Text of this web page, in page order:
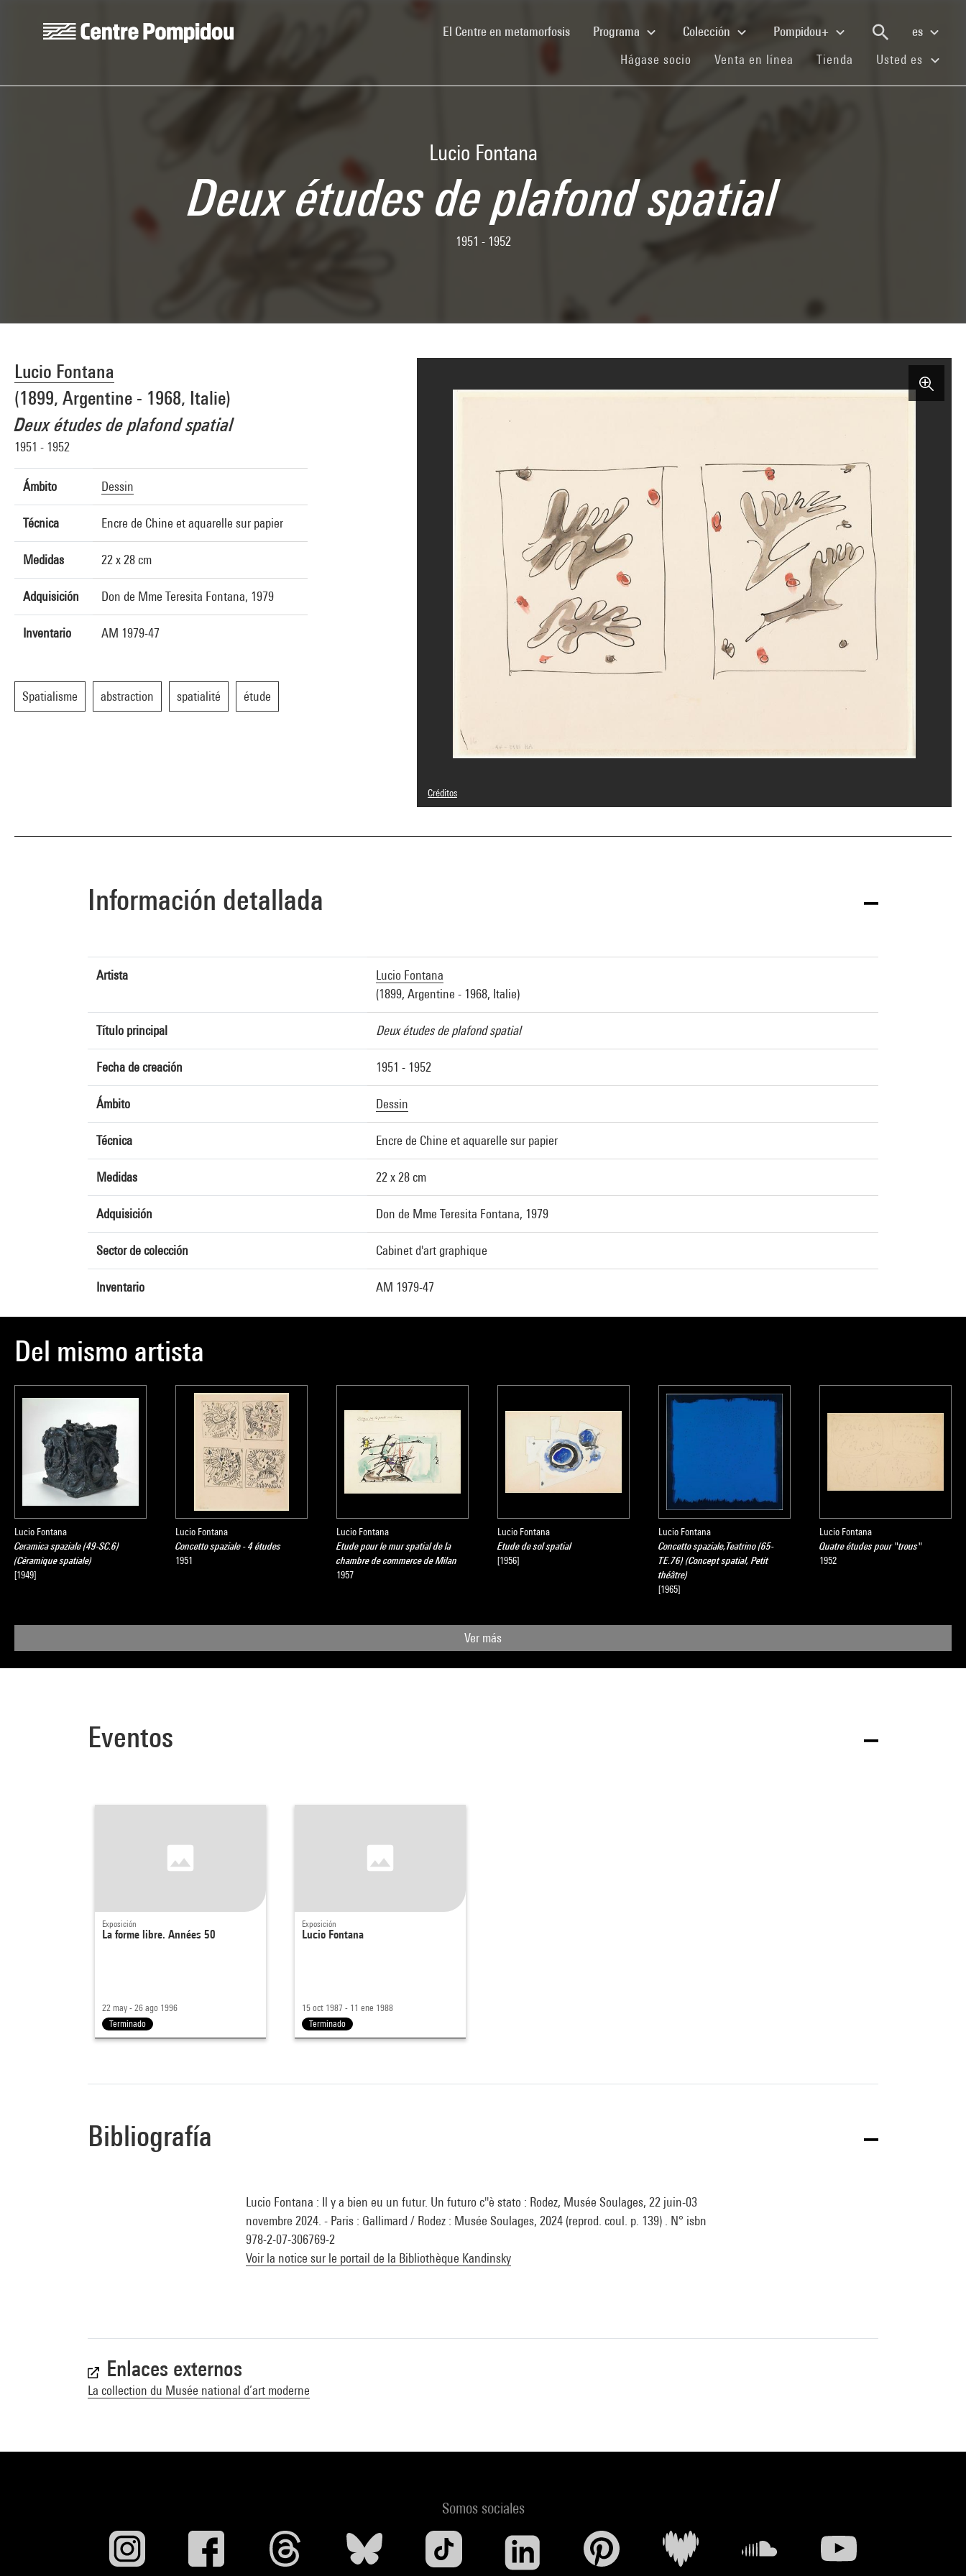
El Centre en metamorfosis(current)Programa Colección Pompidou+
es
Hágase socio (current)
Venta en línea (current)
Tienda (current)
Usted es
Lucio Fontana
Deux études de plafond spatial
1951 - 1952
Lucio Fontana
(1899, Argentine - 1968, Italie)
Deux études de plafond spatial
1951 - 1952
Ámbito Dessin
Técnica Encre de Chine et aquarelle sur papier
Medidas 22 x 28 cm
Adquisición Don de Mme Teresita Fontana, 1979
Inventario AM 1979-47
Spatialisme abstraction spatialité étude
Créditos
© Fondation Lucio Fontana, Milano / by SIAE / Adagp, Paris
Referencia de la imagen : 4N62953
Información detallada
Artista
Lucio Fontana
(1899, Argentine - 1968, Italie)
Título principal Deux études de plafond spatial
Fecha de creación 1951 - 1952
Ámbito Dessin
Técnica Encre de Chine et aquarelle sur papier
Medidas 22 x 28 cm
Adquisición Don de Mme Teresita Fontana, 1979
Sector de colección Cabinet d'art graphique
Inventario AM 1979-47
Del mismo artista
Lucio Fontana
Ceramica spaziale (49-SC.6)
(Céramique spatiale)
[1949]
Lucio Fontana
Concetto spaziale - 4 études
1951
Lucio Fontana
Etude pour le mur spatial de la
chambre de commerce de Milan
1957
Lucio Fontana
Etude de sol spatial
[1956]
Lucio Fontana
Concetto spaziale,Teatrino (65-
TE.76) (Concept spatial, Petit
théâtre)
[1965]
Lucio Fontana
Quatre études pour "trous"
1952
Ver más
Eventos
Exposición
La forme libre. Années 50
22 may - 26 ago 1996
Terminado
Exposición
Lucio Fontana
15 oct 1987 - 11 ene 1988
Terminado
Bibliografía
Lucio Fontana : Il y a bien eu un futur. Un futuro c''è stato : Rodez, Musée Soulages, 22 juin-03
novembre 2024. - Paris : Gallimard / Rodez : Musée Soulages, 2024 (reprod. coul. p. 139) . N° isbn
978-2-07-306769-2
Voir la notice sur le portail de la Bibliothèque Kandinsky
Enlaces externos
La collection du Musée national d’art moderne
Somos sociales